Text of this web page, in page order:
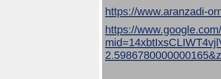
https://www.aranzadi-
https://